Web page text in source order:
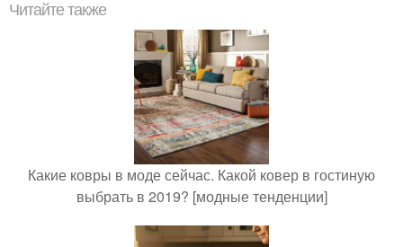
Читайте также
Какие ковры в моде сейчас. Какой ковер в гостиную
выбрать в 2019? [модные тенденции]